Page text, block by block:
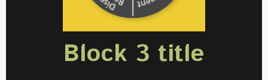
Block 3 title